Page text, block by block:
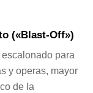
(«Blast-Off»)
para
y operas, mayor
de la